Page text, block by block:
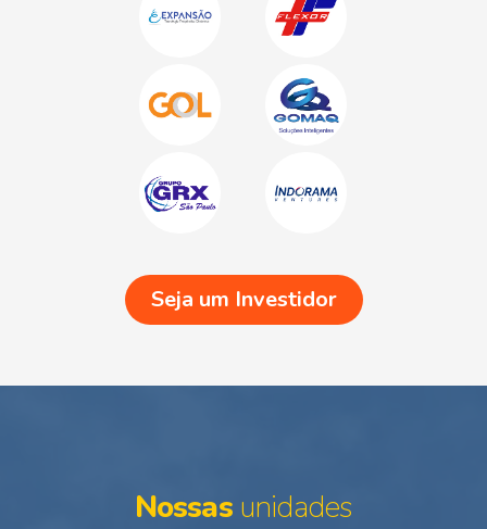
Seja um Investidor
Nossasunidades